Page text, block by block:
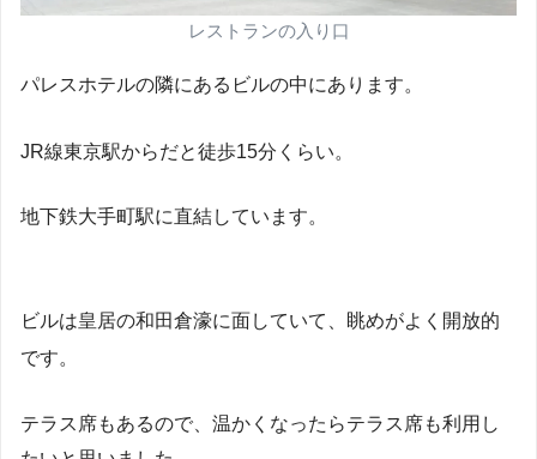
レストランの入り口
パレスホテルの隣にあるビルの中にあります。
JR線東京駅からだと徒歩15分くらい。
地下鉄大手町駅に直結しています。
ビルは皇居の和田倉濠に面していて、眺めがよく開放的
です。
テラス席もあるので、温かくなったらテラス席も利用し